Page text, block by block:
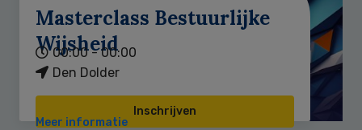
Masterclass Bestuurlijke
Wijsheid
00:00 - 00:00
Den Dolder
Inschrijven
Meer informatie